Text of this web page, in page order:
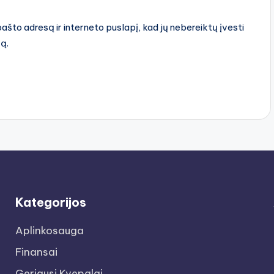
adresą ir interneto puslapį, kad jų nebereiktų įvesti
Kategorijos
Aplinkosauga
Finansai